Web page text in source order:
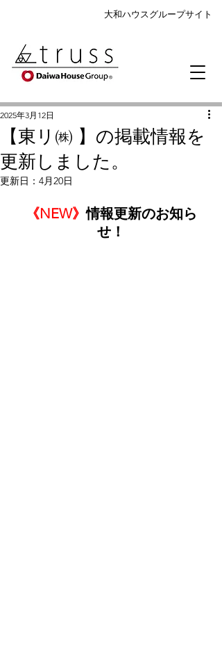
大和ハウスグループサイト
【東リ㈱ 】の掲載情報を
更新しました。
2025年3月12日
更新日： 4月20日
《NEW》情報更新のお知ら
せ！